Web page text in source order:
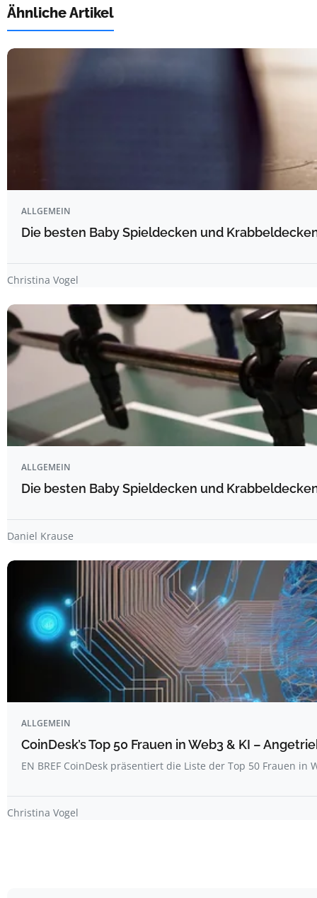
Ähnliche Artikel
ALLGEMEIN
Die besten Baby Spieldecken und
Christina Vogel
ALLGEMEIN
Die besten Baby Spieldecken und
Daniel Krause
ALLGEMEIN
CoinDesk’s Top 50 Frauen in Web3 & KI –
EN BREF CoinDesk präsentiert die Liste der Top 50 Frauen in
Christina Vogel